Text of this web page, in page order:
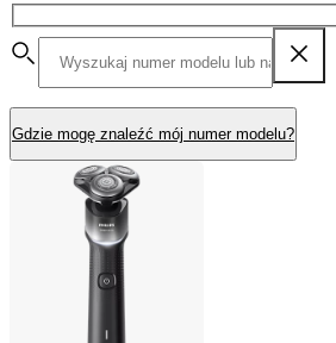
Gdzie mogę znaleźć mój numer modelu?